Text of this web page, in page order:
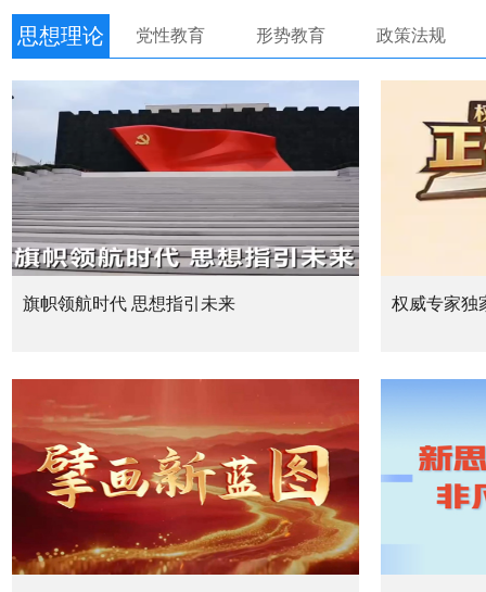
思想理论 党性教育 形势教育 政策法规
旗帜领航时代 思想指引未来 权威专家独